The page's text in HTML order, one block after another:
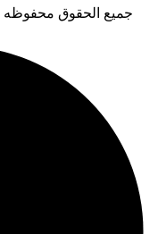
جميع الحقوق محفوظه